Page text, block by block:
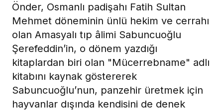
Önder, Osmanlı padişahı Fatih Sultan
Mehmet döneminin ünlü hekim ve cerrahı
olan Amasyalı tıp âlimi Sabuncuoğlu
Şerefeddin’in, o dönem yazdığı
kitaplardan biri olan "Mücerrebname" adlı
kitabını kaynak göstererek
Sabuncuoğlu’nun, panzehir üretmek için
hayvanlar dışında kendisini de denek